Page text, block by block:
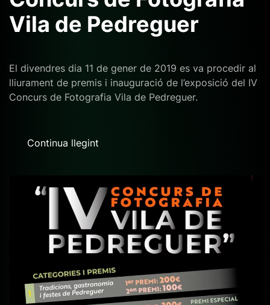
Vila de Pedreguer
El divendres dia 11 de gener de 2019 es va procedir al
lliurament de premis i inauguració de l’exposició del IV
Concurs de Fotografia Vila de Pedreguer.
Continua llegint